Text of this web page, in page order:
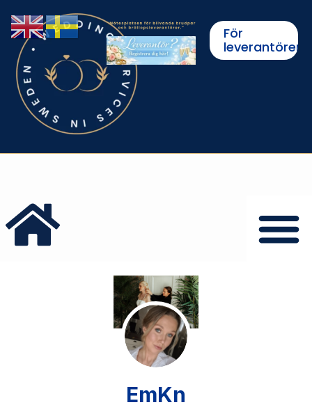
För
leverantörer
EmKn